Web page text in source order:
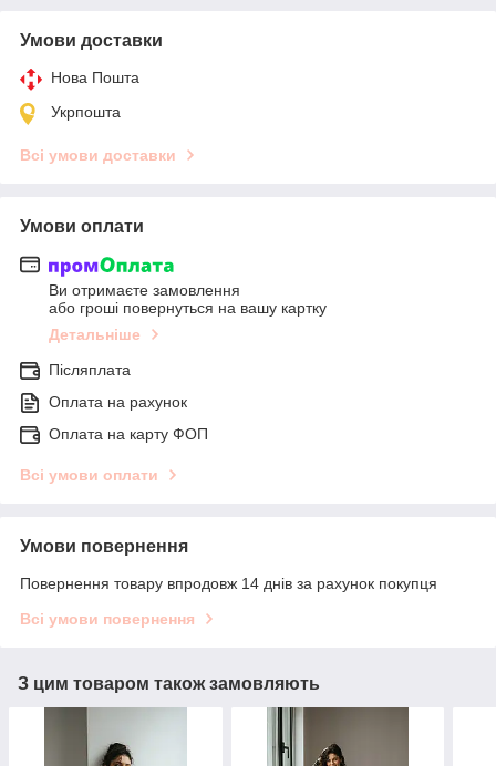
Умови доставки
Нова Пошта
Укрпошта
Всі умови доставки
Умови оплати
Ви отримаєте замовлення
або гроші повернуться на вашу картку
Детальніше
Післяплата
Оплата на рахунок
Оплата на карту ФОП
Всі умови оплати
Умови повернення
Повернення товару впродовж 14 днів за рахунок покупця
Всі умови повернення
З цим товаром також замовляють